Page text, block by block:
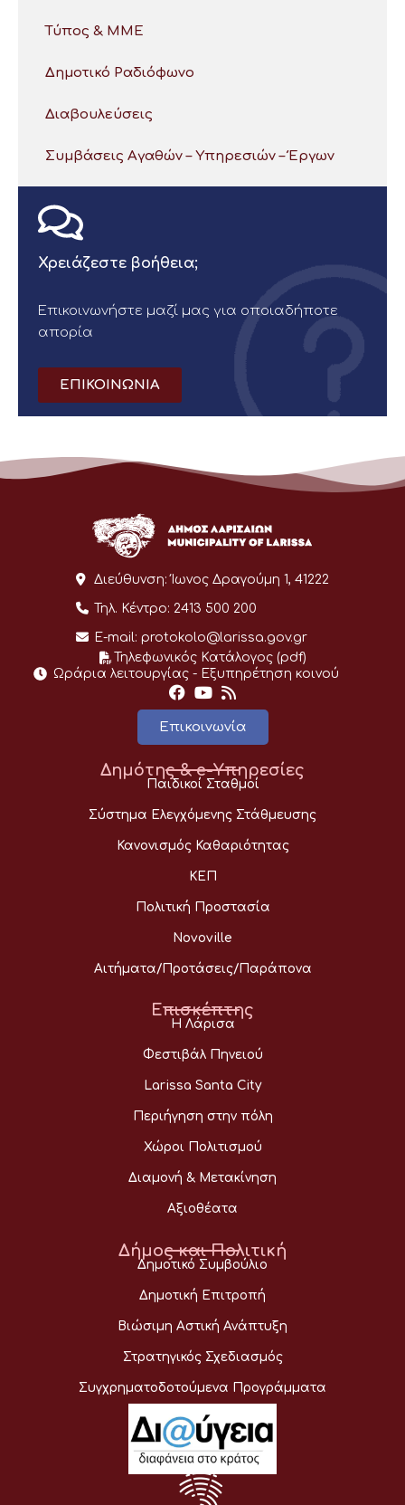
Τύπος & ΜΜΕ
Δημοτικό Ραδιόφωνο
Διαβουλεύσεις
Συμβάσεις Αγαθών – Υπηρεσιών – Έργων
Χρειάζεστε βοήθεια;
Επικοινωνήστε μαζί μας για οποιαδήποτε
απορία
ΕΠΙΚΟΙΝΩΝΙΑ
Διεύθυνση: Ίωνος Δραγούμη 1, 41222
Τηλ. Κέντρο: 2413 500 200
E-mail: protokolo@larissa.gov.gr
Τηλεφωνικός Κατάλογος (pdf)
Ωράρια λειτουργίας - Eξυπηρέτηση κοινού
Επικοινωνία
Δημότης & e-Υπηρεσίες
Παιδικοί Σταθμοί
Σύστημα Ελεγχόμενης Στάθμευσης
Κανονισμός Καθαριότητας
ΚΕΠ
Πολιτική Προστασία
Novoville
Αιτήματα/Προτάσεις/Παράπονα
Επισκέπτης
Η Λάρισα
Φεστιβάλ Πηνειού
Larissa Santa City
Περιήγηση στην πόλη
Χώροι Πολιτισμού
Διαμονή & Μετακίνηση
Αξιοθέατα
Δήμος και Πολιτική
Δημοτικό Συμβούλιο
Δημοτική Επιτροπή
Βιώσιμη Αστική Ανάπτυξη
Στρατηγικός Σχεδιασμός
Συγχρηματοδοτούμενα Προγράμματα